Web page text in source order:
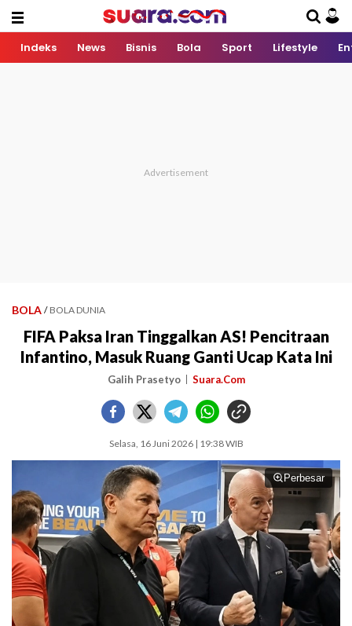
Indeks News Bisnis Bola Sport Lifestyle
BOLA / BOLA DUNIA
FIFA Paksa Iran Tinggalkan AS! Pencitraan
Infantino, Masuk Ruang Ganti Ucap Kata Ini
Galih Prasetyo Suara.Com
Selasa, 16 Juni 2026 | 19:38 WIB
Perbesar